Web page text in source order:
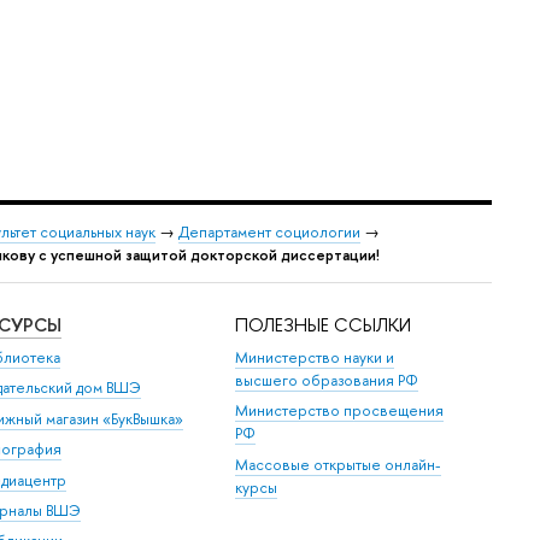
социальных наук → Департамент социологии →
с успешной защитой докторской диссертации!
дом ВШЭ
магазин «БукВышка»
ВШЭ
ПОЛЕЗНЫЕ ССЫЛКИ
Министерство науки и
высшего образования РФ
Министерство просвещения
РФ
Массовые открытые онлайн-
курсы